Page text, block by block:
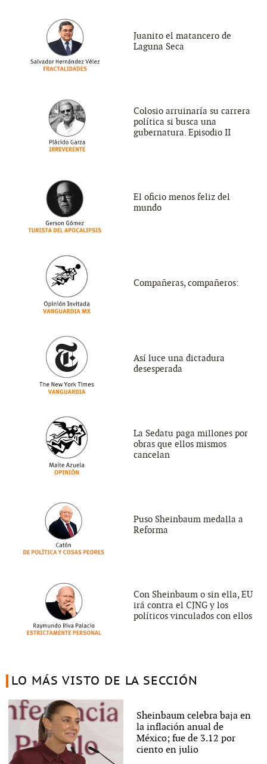
Juanito el matancero de
Laguna Seca
Colosio arruinaría su carrera
política si busca una
gubernatura. Episodio II
El oficio menos feliz del
mundo
Compañeras, compañeros:
Así luce una dictadura
desesperada
La Sedatu paga millones por
obras que ellos mismos
cancelan
Puso Sheinbaum medalla a
Reforma
Con Sheinbaum o sin ella, EU
irá contra el CJNG y los
políticos vinculados con ellos
LO MÁS VISTO DE LA SECCIÓN
Sheinbaum celebra baja en
la inflación anual de
México; fue de 3.12 por
ciento en julio